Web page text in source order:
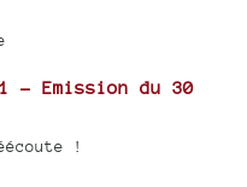
- Emission du 30
!